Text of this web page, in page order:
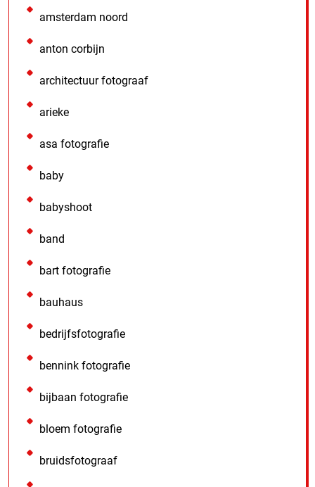
amsterdam noord
anton corbijn
architectuur fotograaf
arieke
asa fotografie
baby
babyshoot
band
bart fotografie
bauhaus
bedrijfsfotografie
bennink fotografie
bijbaan fotografie
bloem fotografie
bruidsfotograaf